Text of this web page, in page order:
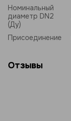
Номинальный
диаметр DN2
(Ду)
Присоединение
Отзывы